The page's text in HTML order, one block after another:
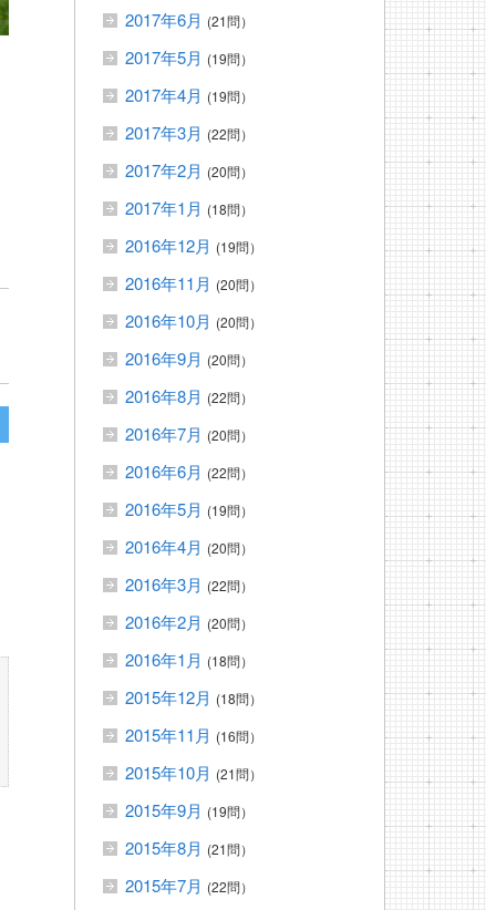
2017年6月 (21問）
2017年5月 (19問）
2017年4月 (19問）
2017年3月 (22問）
2017年2月 (20問）
2017年1月 (18問）
2016年12月 (19問）
2016年11月 (20問）
2016年10月 (20問）
2016年9月 (20問）
2016年8月 (22問）
2016年7月 (20問）
2016年6月 (22問）
2016年5月 (19問）
2016年4月 (20問）
2016年3月 (22問）
2016年2月 (20問）
2016年1月 (18問）
2015年12月 (18問）
2015年11月 (16問）
2015年10月 (21問）
2015年9月 (19問）
2015年8月 (21問）
2015年7月 (22問）